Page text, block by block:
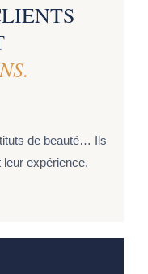
de beauté… Ils
expérience.